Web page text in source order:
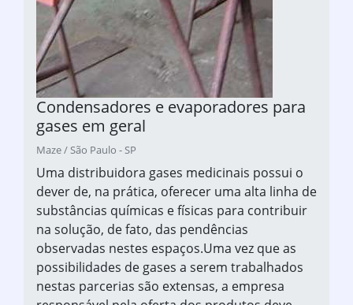
Condensadores e evaporadores para
gases em geral
Maze / São Paulo - SP
Uma distribuidora gases medicinais possui o
dever de, na prática, oferecer uma alta linha de
substâncias químicas e físicas para contribuir
na solução, de fato, das pendências
observadas nestes espaços.Uma vez que as
possibilidades de gases a serem trabalhados
nestas parcerias são extensas, a empresa